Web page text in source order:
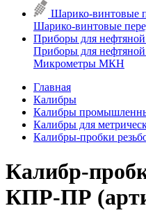
Шарико-винтовые
Шарико-винтовые
Приборы для
Приборы для
Микрометры МКН
Главная
Калибры
Калибры
Калибры для
Калибры-пробки
Калибр-
КПР-ПР